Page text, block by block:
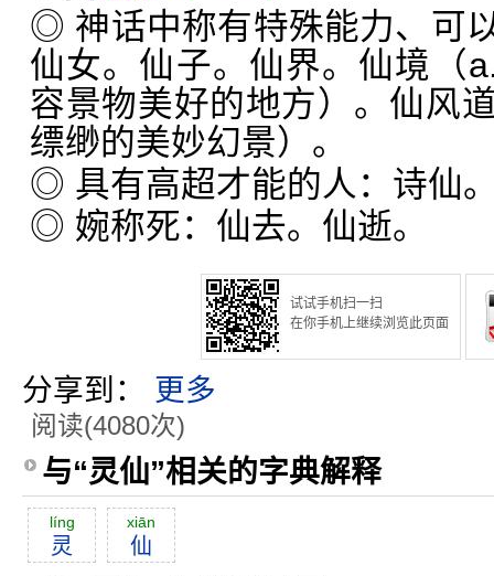
◎ 神话中称有特殊能力、可
仙女。仙子。仙界。仙境（
容景物美好的地方）。仙风
缥缈的美妙幻景）。
◎ 具有高超才能的人：诗仙
◎ 婉称死：仙去。仙逝。
试试手机扫一扫
在你手机上继续浏览此页面
分享到： 更多
阅读(4080次)
与“灵仙”相关的字典解释
líng
灵
xiān
仙